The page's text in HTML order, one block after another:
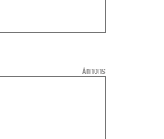
Annons